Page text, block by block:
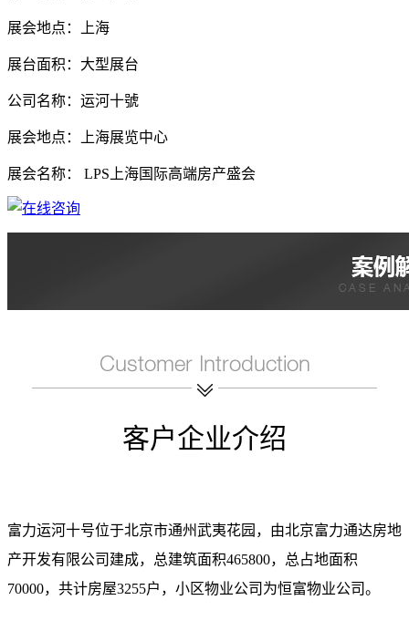
展会地点：上海
展台面积：大型展台
公司名称：运河十號
展会地点：上海展览中心
展会名称： LPS上海国际高端房产盛会
客户企业介绍
富力运河十号位于北京市通州武夷花园，由北京富力通达房地
产开发有限公司建成，总建筑面积465800，总占地面积
70000，共计房屋3255户，小区物业公司为恒富物业公司。